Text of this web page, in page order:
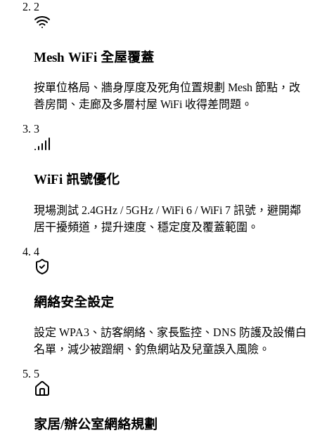
2
Mesh WiFi 全屋覆蓋
按單位格局、牆身厚度及死角位置規劃 Mesh 節點，改
善房間、走廊及多層村屋 WiFi 收得差問題。
3
WiFi 訊號優化
現場測試 2.4GHz / 5GHz / WiFi 6 / WiFi 7 訊號，避開鄰
居干擾頻道，提升速度、穩定度及覆蓋範圍。
4
網絡安全設定
設定 WPA3、訪客網絡、家長監控、DNS 防護及設備白
名單，減少被蹭網、釣魚網站及兒童誤入風險。
5
家居/辦公室網絡規劃